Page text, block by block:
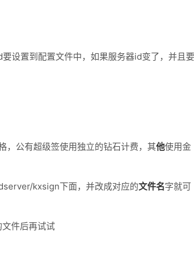
设置到配置文件中，如果服务器id变了，并且要
，公有超级签使用独立的钻石计费，其他使用金
kxsign下面，并改成对应的文件名字就可
件后再试试